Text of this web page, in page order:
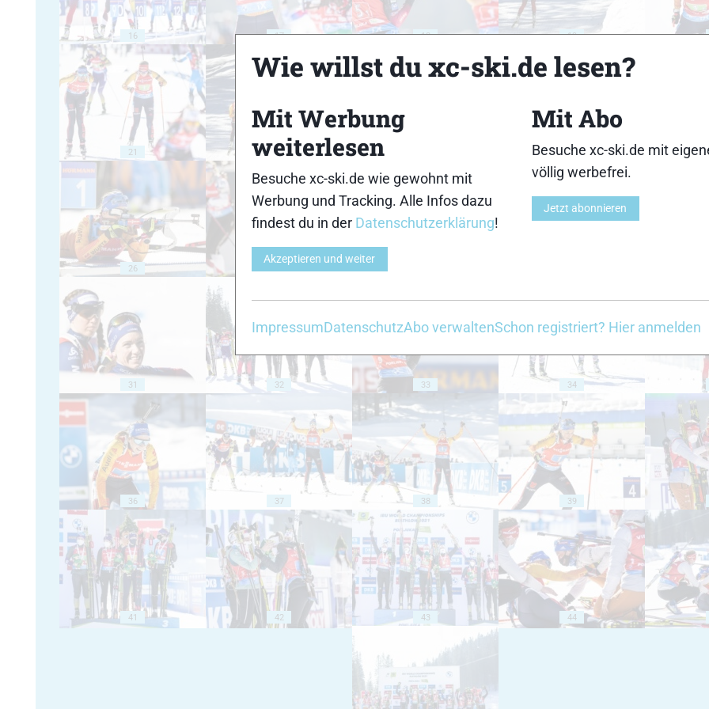
16 17 18 19
21 22 24
26
31 32 33 34
36 37 38 39
41 42 43 44
Wie willst du xc-ski.de lesen?
Mit Werbung
weiterlesen
Besuche xc-ski.de wie gewohnt mit
Werbung und Tracking. Alle Infos dazu
findest du in der Datenschutzerklärung!
Akzeptieren und weiter
Mit Abo
Besuche xc-ski.de mit
völlig werbefrei.
Jetzt abonnieren
ImpressumDatenschutzAbo verwaltenSchon registriert? Hier anmelden